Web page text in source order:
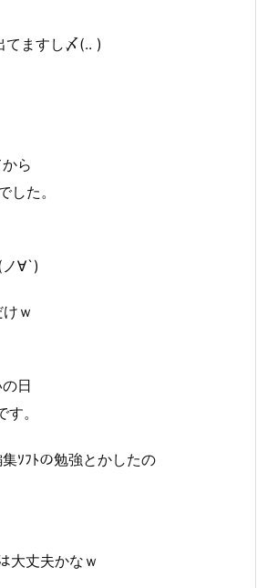
てますし〆(.. )
ら
した。
ノ∀`)
ｗ
日
。
ｿﾌﾄの勉強とかしたの
大丈夫かなｗ